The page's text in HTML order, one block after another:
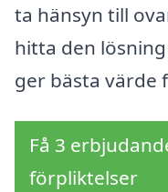
ta hänsyn till
hitta den
ger bästa värde
Få 3
förpliktelser